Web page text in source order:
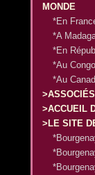
MONDE
*En
*A
*En
*Au Congo
*Au
>ACCUEIL
>LE SITE